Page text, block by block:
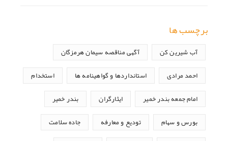
برچسب ها
آب شیرین کن آگهی مناقصه سیمان هرمزگان
احمد مرادی استانداردها و گواهینامه ها استخدام
امام جمعه بندر خمیر ایثارگران بندر خمیر
بورس و سهام تودیع و معارفه جاده سلامت